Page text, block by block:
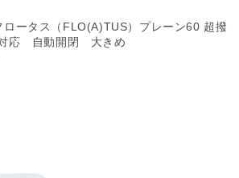
ロータス（FLO(A)TUS）プレーン60 超撥
応 自動開閉 大きめ